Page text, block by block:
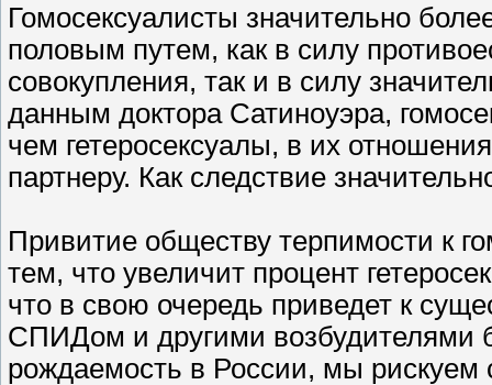
Гомосексуалисты значительно
половым путем, как в силу
совокупления, так и в силу
данным доктора Сатиноуэра,
чем гетеросексуалы, в их
партнеру. Как следствие
Привитие обществу терпимости к
тем, что увеличит процент
что в свою очередь приведет к
СПИДом и другими возбудителями
рождаемость в России, мы рискуем